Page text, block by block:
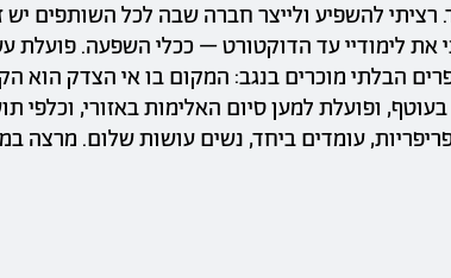
רציתי להשפיע ולייצר חברה שבה לכל השותפים יש
את לימודיי עד הדוקטורט – ככלי השפעה. פועלת
הבלתי מוכרים בנגב: המקום בו אי הצדק הוא
ופועלת למען סיום האלימות באזורי, וכלפי
עומדים ביחד, נשים עושות שלום. מרצה